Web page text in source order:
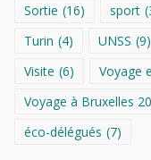
Sortie (16) sport
Turin (4) UNSS (9)
Visite (6) Voyage
Voyage à Bruxelles
éco-délégués (7)